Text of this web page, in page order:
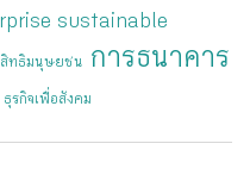
sustainable
สิทธิมนุษยชน
การธนาคาร
ธุรกิจเพื่อสังคม